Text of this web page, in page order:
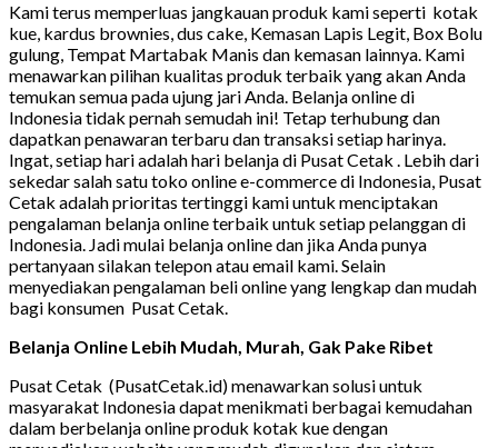
Kami terus memperluas jangkauan produk kami seperti kotak
kue, kardus brownies, dus cake, Kemasan Lapis Legit, Box Bolu
gulung, Tempat Martabak Manis dan kemasan lainnya. Kami
menawarkan pilihan kualitas produk terbaik yang akan Anda
temukan semua pada ujung jari Anda. Belanja online di
Indonesia tidak pernah semudah ini! Tetap terhubung dan
dapatkan penawaran terbaru dan transaksi setiap harinya.
Ingat, setiap hari adalah hari belanja di Pusat Cetak . Lebih dari
sekedar salah satu toko online e-commerce di Indonesia, Pusat
Cetak adalah prioritas tertinggi kami untuk menciptakan
pengalaman belanja online terbaik untuk setiap pelanggan di
Indonesia. Jadi mulai belanja online dan jika Anda punya
pertanyaan silakan telepon atau email kami. Selain
menyediakan pengalaman beli online yang lengkap dan mudah
bagi konsumen Pusat Cetak.
Belanja Online Lebih Mudah, Murah, Gak Pake Ribet
Pusat Cetak (PusatCetak.id) menawarkan solusi untuk
masyarakat Indonesia dapat menikmati berbagai kemudahan
dalam berbelanja online produk kotak kue dengan